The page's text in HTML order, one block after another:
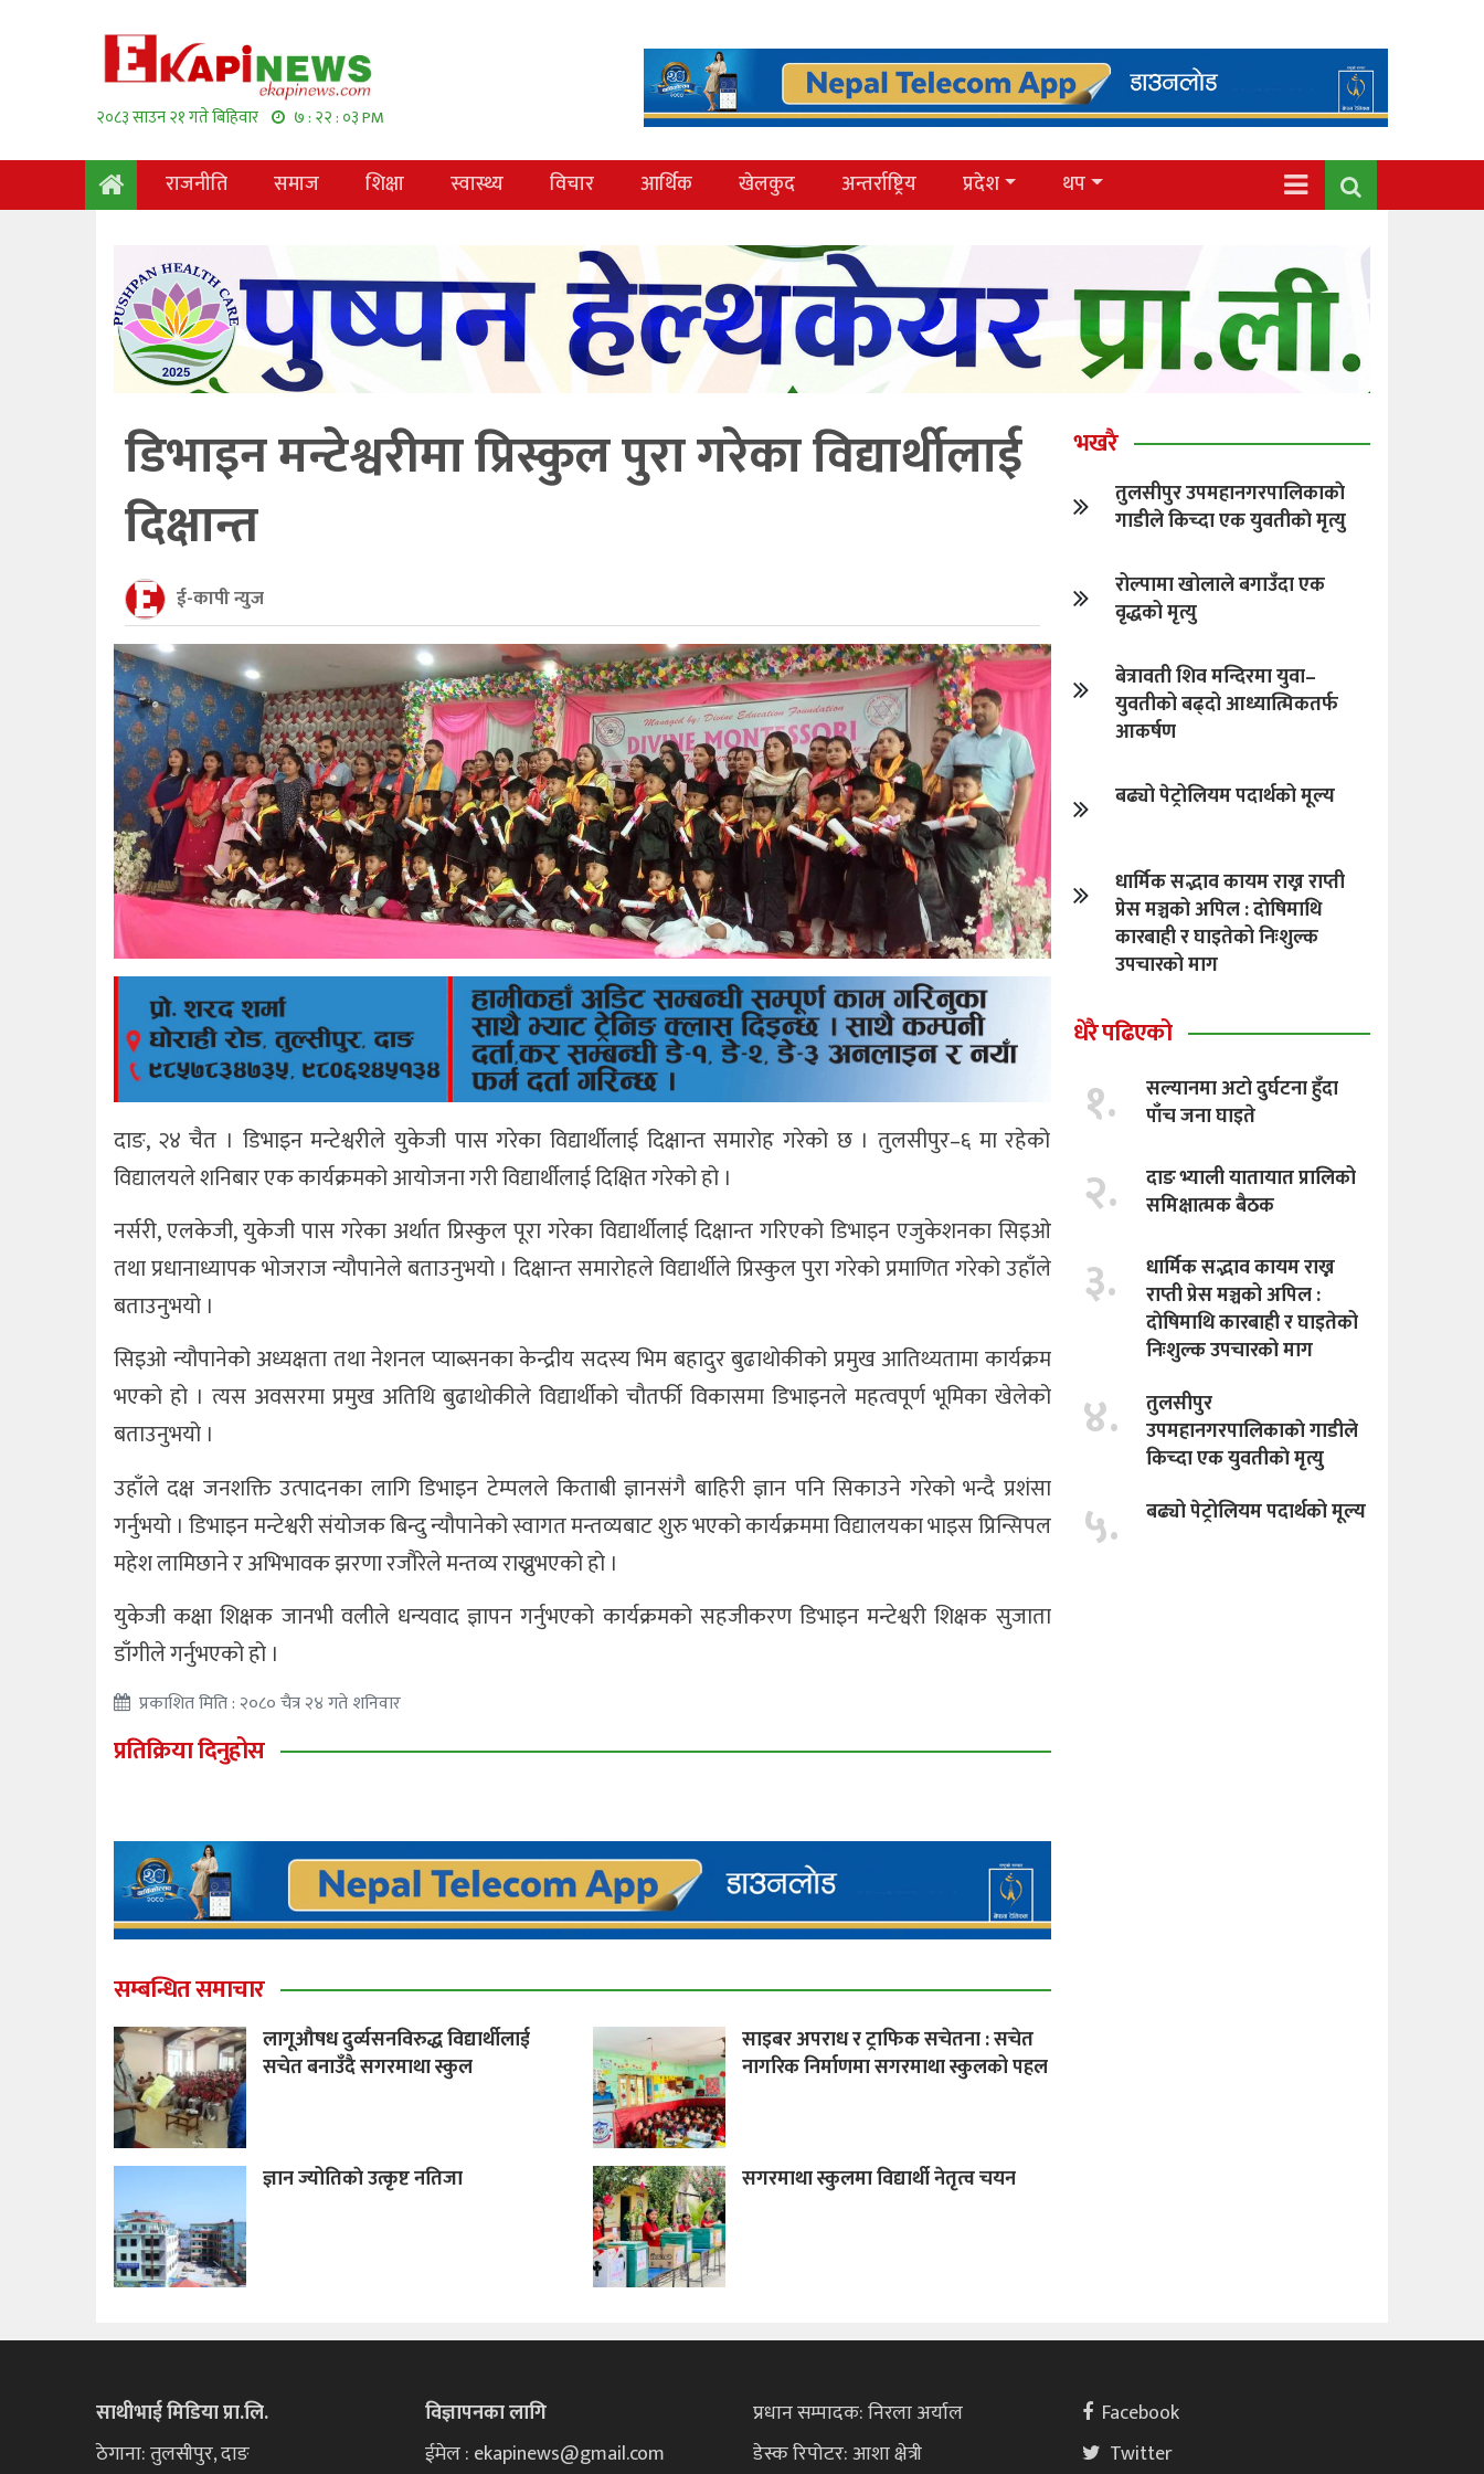
२०८३ साउन २१ गते बिहिवार ७ : २२ : ०४ PM
राजनीति समाज शिक्षा स्वास्थ्य विचार आर्थिक खेलकुद अन्तर्राष्ट्रिय प्रदेश थप
डिभाइन मन्टेश्वरीमा प्रिस्कुल पुरा गरेका विद्यार्थीलाई
दिक्षान्त
ई-कापी न्युज
दाङ, २४ चैत । डिभाइन मन्टेश्वरीले युकेजी पास गरेका विद्यार्थीलाई दिक्षान्त समारोह गरेको छ । तुलसीपुर–६ मा रहेको
विद्यालयले शनिबार एक कार्यक्रमको आयोजना गरी विद्यार्थीलाई दिक्षित गरेको हो ।
नर्सरी, एलकेजी, युकेजी पास गरेका अर्थात प्रिस्कुल पूरा गरेका विद्यार्थीलाई दिक्षान्त गरिएको डिभाइन एजुकेशनका सिइओ
तथा प्रधानाध्यापक भोजराज न्यौपानेले बताउनुभयो । दिक्षान्त समारोहले विद्यार्थीले प्रिस्कुल पुरा गरेको प्रमाणित गरेको उहाँले
बताउनुभयो ।
सिइओ न्यौपानेको अध्यक्षता तथा नेशनल प्याब्सनका केन्द्रीय सदस्य भिम बहादुर बुढाथोकीको प्रमुख आतिथ्यतामा कार्यक्रम
भएको हो । त्यस अवसरमा प्रमुख अतिथि बुढाथोकीले विद्यार्थीको चौतर्फी विकासमा डिभाइनले महत्वपूर्ण भूमिका खेलेको
बताउनुभयो ।
उहाँले दक्ष जनशक्ति उत्पादनका लागि डिभाइन टेम्पलले किताबी ज्ञानसंगै बाहिरी ज्ञान पनि सिकाउने गरेको भन्दै प्रशंसा
गर्नुभयो । डिभाइन मन्टेश्वरी संयोजक बिन्दु न्यौपानेको स्वागत मन्तव्यबाट शुरु भएको कार्यक्रममा विद्यालयका भाइस प्रिन्सिपल
महेश लामिछाने र अभिभावक झरणा रजौरेले मन्तव्य राख्नुभएको हो ।
युकेजी कक्षा शिक्षक जानभी वलीले धन्यवाद ज्ञापन गर्नुभएको कार्यक्रमको सहजीकरण डिभाइन मन्टेश्वरी शिक्षक सुजाता
डाँगीले गर्नुभएको हो ।
प्रकाशित मिति : २०८० चैत्र २४ गते शनिवार
प्रतिक्रिया दिनुहोस
सम्बन्धित समाचार
लागूऔषध दुर्व्यसनविरुद्ध विद्यार्थीलाई
सचेत बनाउँदै सगरमाथा स्कुल
साइबर अपराध र ट्राफिक सचेतना : सचेत
नागरिक निर्माणमा सगरमाथा स्कुलको पहल
ज्ञान ज्योतिकाे उत्कृष्ट नतिजा सगरमाथा स्कुलमा विद्यार्थी नेतृत्व चयन
भखरै
तुलसीपुर उपमहानगरपालिकाकाे
गाडीले किच्दा एक युवतीकाे मृत्यु
रोल्पामा खोलाले बगाउँदा एक
वृद्धको मृत्यु
बेत्रावती शिव मन्दिरमा युवा–
युवतीको बढ्दो आध्यात्मिकतर्फ
आकर्षण
बढ्यो पेट्रोलियम पदार्थको मूल्य
धार्मिक सद्भाव कायम राख्न राप्ती
प्रेस मञ्चको अपिल : दाेषिमाथि
कारबाही र घाइतेको निःशुल्क
उपचारको माग
धेरै पढिएको
१.
सल्यानमा अटो दुर्घटना हुँदा
पाँच जना घाइते
२.
दाङ भ्याली यातायात प्रालिको
समिक्षात्मक बैठक
३.
धार्मिक सद्भाव कायम राख्न
राप्ती प्रेस मञ्चको अपिल :
दाेषिमाथि कारबाही र घाइतेको
निःशुल्क उपचारको माग
४.
तुलसीपुर
उपमहानगरपालिकाकाे गाडीले
किच्दा एक युवतीकाे मृत्यु
५. बढ्यो पेट्रोलियम पदार्थको मूल्य
साथीभाई मिडिया प्रा.लि.
ठेगाना: तुलसीपुर, दाङ
विज्ञापनका लागि
ईमेल : ekapinews@gmail.com
प्रधान सम्पादक: निरला अर्याल
डेस्क रिपोटर: आशा क्षेत्री
Facebook
Twitter